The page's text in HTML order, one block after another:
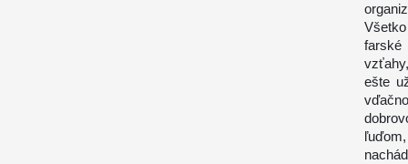
farské
ešte